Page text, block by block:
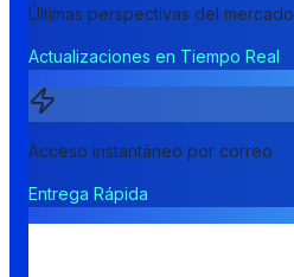
Últimas perspectivas del mercado
Actualizaciones en Tiempo Real
Acceso instantáneo por correo
Entrega Rápida